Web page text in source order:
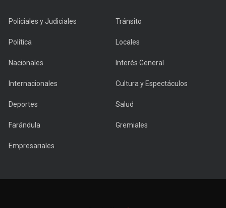
Policiales y Judiciales Tránsito
Política Locales
Nacionales Interés General
Internacionales Cultura y Espectáculos
Deportes Salud
Farándula Gremiales
Empresariales